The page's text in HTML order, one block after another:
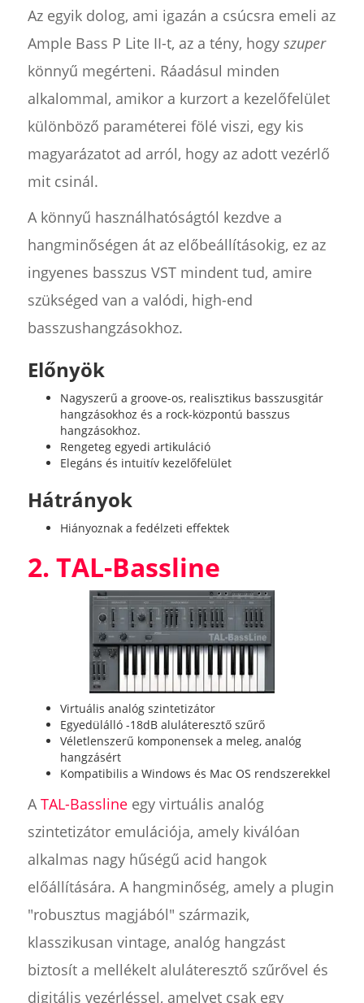
Az egyik dolog, ami igazán a csúcsra emeli az
Ample Bass P Lite II-t, az a tény, hogy szuper
könnyű megérteni. Ráadásul minden
alkalommal, amikor a kurzort a kezelőfelület
különböző paraméterei fölé viszi, egy kis
magyarázatot ad arról, hogy az adott vezérlő
mit csinál.
A könnyű használhatóságtól kezdve a
hangminőségen át az előbeállításokig, ez az
ingyenes basszus VST mindent tud, amire
szükséged van a valódi, high-end
basszushangzásokhoz.
Előnyök
Nagyszerű a groove-os, realisztikus basszusgitár
hangzásokhoz és a rock-központú basszus
hangzásokhoz.
Rengeteg egyedi artikuláció
Elegáns és intuitív kezelőfelület
Hátrányok
Hiányoznak a fedélzeti effektek
2. TAL-Bassline
Virtuális analóg szintetizátor
Egyedülálló -18dB aluláteresztő szűrő
Véletlenszerű komponensek a meleg, analóg
hangzásért
Kompatibilis a Windows és Mac OS rendszerekkel
ATAL-Basslineegy virtuális analóg
szintetizátor emulációja, amely kiválóan
alkalmas nagy hűségű acid hangok
előállítására. A hangminőség, amely a plugin
"robusztus magjából" származik,
klasszikusan vintage, analóg hangzást
biztosít a mellékelt aluláteresztő szűrővel és
digitális vezérléssel, amelyet csak egy